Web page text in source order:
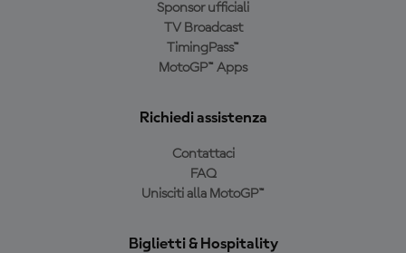
Sponsor ufficiali
TV Broadcast
TimingPass™
MotoGP™ Apps
Richiedi assistenza
Contattaci
FAQ
Unisciti alla MotoGP™
Biglietti & Hospitality